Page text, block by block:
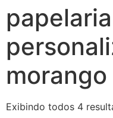
papelaria
Exibindo todos 4